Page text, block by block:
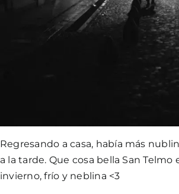
Regresando a casa, había más
a la tarde. Que cosa bella San Telmo
invierno, frío y neblina <3